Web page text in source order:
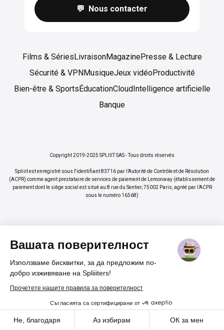
Вашата поверителност
Използваме бисквитки, за да предложим по-
добро изживяване на Spliiiters!
Прочетете нашите правила за поверителност
Съгласията са сертифицирани от
Не, благодаря Аз избирам ОК за мен
Cookies
💬 Nous contacter
Films & Séries LivraisonMagazinePresse & Lecture
Sécurité & VPN MusiqueJeux vidéoProductivité
Bien-être & Sports ÉducationCloud Intelligence artificielle
Banque
Copyright 2019-2025 SPLIIIT SAS - Tous droits réservés
Spliiit est enregistré sous l'identifiant 83716 par l’Autorité de Contrôle et de Résolution
(ACPR) comme agent prestataire de services de paiement de Lemonway (établissement de
paiement dont le siège social est situé au 8 rue du Sentier, 75002 Paris, agréé par l’ACPR
sous le numéro 16568)
%
Cadeau pour nos lecteurs
Un code promo -20 %
Vos abonnements jusqu'à -70%